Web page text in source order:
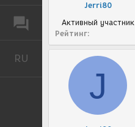
ФОРУМ
RU
Jerri80
Активный участник
Рейтинг
J